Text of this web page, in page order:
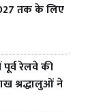
तक के लिए
रेलवे की
श्रद्धालुओं ने